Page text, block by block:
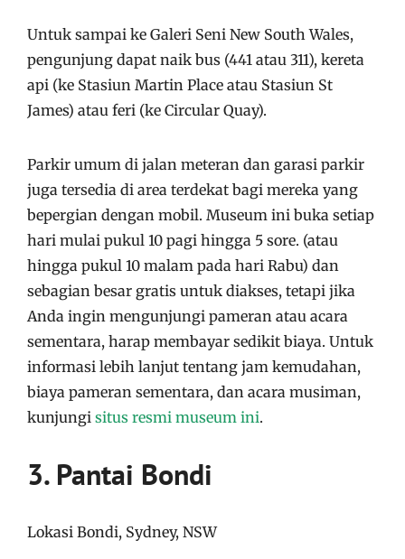
Untuk sampai ke Galeri Seni New South Wales,
pengunjung dapat naik bus (441 atau 311), kereta
api (ke Stasiun Martin Place atau Stasiun St
James) atau feri (ke Circular Quay).
Parkir umum di jalan meteran dan garasi parkir
juga tersedia di area terdekat bagi mereka yang
bepergian dengan mobil. Museum ini buka setiap
hari mulai pukul 10 pagi hingga 5 sore. (atau
hingga pukul 10 malam pada hari Rabu) dan
sebagian besar gratis untuk diakses, tetapi jika
Anda ingin mengunjungi pameran atau acara
sementara, harap membayar sedikit biaya. Untuk
informasi lebih lanjut tentang jam kemudahan,
biaya pameran sementara, dan acara musiman,
kunjungi situs resmi museum ini.
3. Pantai Bondi
Lokasi Bondi, Sydney, NSW